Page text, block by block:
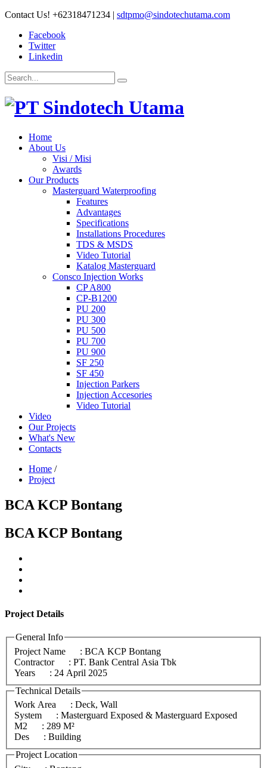
Contact Us! +62318471234 | sdtpmo@sindotechutama.com
Facebook
Twitter
Linkedin
Home
About Us
Visi / Misi
Awards
Our Products
Masterguard Waterproofing
Features
Advantages
Specifications
Installations Procedures
TDS & MSDS
Video Tutorial
Katalog Masterguard
Consco Injection Works
CP A800
CP-B1200
PU 200
PU 300
PU 500
PU 700
PU 900
SF 250
SF 450
Injection Parkers
Injection Accesories
Video Tutorial
Video
Our Projects
What's New
Contacts
Home /
Project
BCA KCP Bontang
BCA KCP Bontang
Project Details
General Info
Project Name
: BCA KCP Bontang
Contractor
: PT. Bank Central Asia Tbk
Years
: 24 April 2025
Technical Details
Work Area
: Deck, Wall
System
: Masterguard Exposed & Masterguard Exposed
M2
: 289 M²
Des
: Building
Project Location